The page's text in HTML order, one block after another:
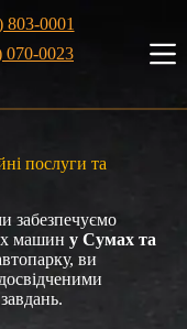
803-0001
070-0023
послуги та
забезпечуємо
машин у Сумах та
ви